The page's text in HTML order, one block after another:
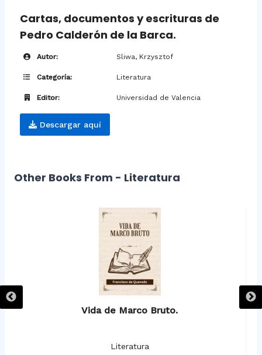
Cartas, documentos y escrituras de
Pedro Calderón de la Barca.
Autor: Sliwa, Krzysztof
Categoría: Literatura
Editor: Universidad de Valencia
Descargar aquí
Other Books From - Literatura
Vida de Marco Bruto.
Literatura